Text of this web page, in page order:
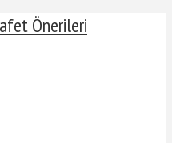
Önerileri